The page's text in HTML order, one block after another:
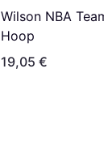
Wilson NBA
Hoop
19,05 €